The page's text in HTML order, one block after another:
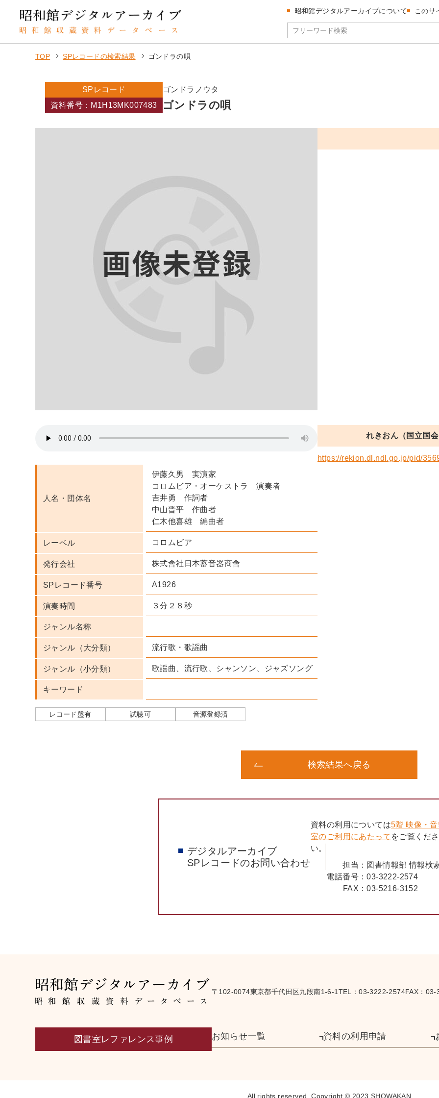
昭和館デジタルアーカイブについて このサ
TOP SPレコードの検索結果 ゴンドラの唄
SPレコード
ゴンドラノウタ
資料番号：M1H13MK007483
ゴンドラの唄
人名・団体名
伊藤久男 実演家
コロムビア・オーケストラ 演奏者
吉井勇 作詞者
中山晋平 作曲者
仁木他喜雄 編曲者
レーベル コロムビア
発行会社 株式會社日本蓄音器商會
SPレコード番号 A1926
演奏時間 ３分２８秒
ジャンル名称
ジャンル（大分類） 流行歌・歌謡曲
ジャンル（小分類） 歌謡曲、流行歌、シャンソン、ジャズソング
キーワード
レコード盤有 試聴可 音源登録済
れきおん（国立国
https://rekion.dl.ndl.go.jp/pid/
検索結果へ戻る
デジタルアーカイブ
SPレコードのお問い合わせ
資料の利用については5階 映像・
室のご利用にあたって をご覧くださ
い。
担当： 図書情報部 情報検
電話番号：03-3222-2574
FAX：03-5216-3152
〒102-0074東京都千代田区九段南1-6-1 TEL：03-3222-2574FAX：
図書室レファレンス事例 お知らせ一覧 資料の利用申請
All rights reserved,Copyright © 2023 SHOWAKAN